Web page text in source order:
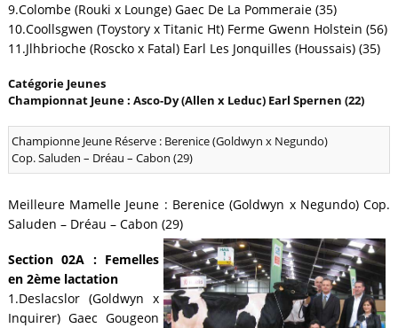
9.Colombe (Rouki x Lounge) Gaec De La Pommeraie (35)
10.Coollsgwen (Toystory x Titanic Ht) Ferme Gwenn Holstein (56)
11.Jlhbrioche (Roscko x Fatal) Earl Les Jonquilles (Houssais) (35)
Catégorie Jeunes
Championnat Jeune : Asco-Dy (Allen x Leduc) Earl Spernen (22)
Championne Jeune Réserve : Berenice (Goldwyn x Negundo)
Cop. Saluden – Dréau – Cabon (29)
Meilleure Mamelle Jeune : Berenice (Goldwyn x Negundo) Cop.
Saluden – Dréau – Cabon (29)
Section 02A : Femelles
en 2ème lactation
1.Deslacslor (Goldwyn x
Inquirer) Gaec Gougeon